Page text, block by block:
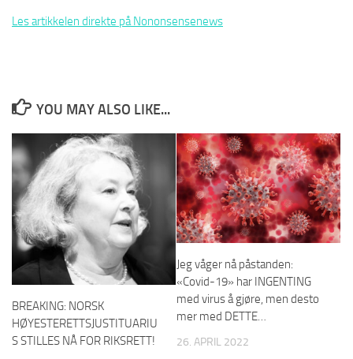
Les artikkelen direkte på Nononsensenews
YOU MAY ALSO LIKE...
BREAKING: NORSK
HØYESTERETTSJUSTITUARIU
S STILLES NÅ FOR RIKSRETT!
Jeg våger nå påstanden:
«Covid-19» har INGENTING
med virus å gjøre, men desto
mer med DETTE…
26. APRIL 2022